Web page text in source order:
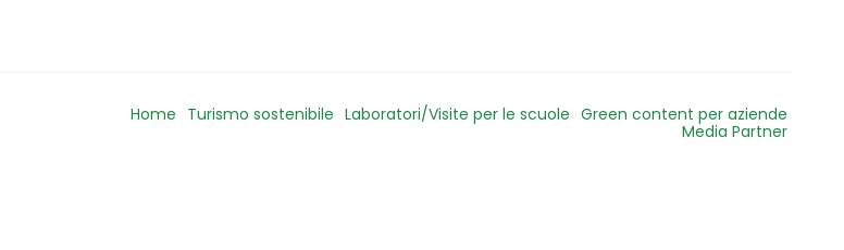
Home Turismo sostenibile Laboratori/Visite per le scuole Green content per aziende
Media Partner